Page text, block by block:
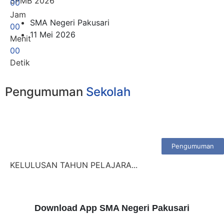
SMA Negeri Pakusari
11 Mei 2026
00
Jam
00
Menit
00
Detik
Pengumuman Sekolah
Pengumuman
KELULUSAN TAHUN PELAJARA...
Download App SMA Negeri Pakusari